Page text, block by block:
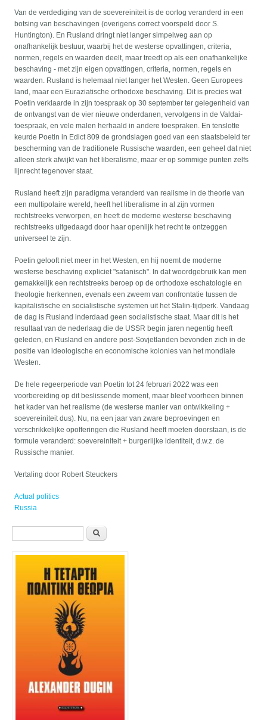
Van de verdediging van de soevereiniteit is de oorlog veranderd in een
botsing van beschavingen (overigens correct voorspeld door S.
Huntington). En Rusland dringt niet langer simpelweg aan op
onafhankelijk bestuur, waarbij het de westerse opvattingen, criteria,
normen, regels en waarden deelt, maar treedt op als een onafhankelijke
beschaving - met zijn eigen opvattingen, criteria, normen, regels en
waarden. Rusland is helemaal niet langer het Westen. Geen Europees
land, maar een Euraziatische orthodoxe beschaving. Dit is precies wat
Poetin verklaarde in zijn toespraak op 30 september ter gelegenheid van
de ontvangst van de vier nieuwe onderdanen, vervolgens in de Valdai-
toespraak, en vele malen herhaald in andere toespraken. En tenslotte
keurde Poetin in Edict 809 de grondslagen goed van een staatsbeleid ter
bescherming van de traditionele Russische waarden, een geheel dat niet
alleen sterk afwijkt van het liberalisme, maar er op sommige punten zelfs
lijnrecht tegenover staat.
Rusland heeft zijn paradigma veranderd van realisme in de theorie van
een multipolaire wereld, heeft het liberalisme in al zijn vormen
rechtstreeks verworpen, en heeft de moderne westerse beschaving
rechtstreeks uitgedaagd door haar openlijk het recht te ontzeggen
universeel te zijn.
Poetin gelooft niet meer in het Westen, en hij noemt de moderne
westerse beschaving expliciet "satanisch". In dat woordgebruik kan men
gemakkelijk een rechtstreeks beroep op de orthodoxe eschatologie en
theologie herkennen, evenals een zweem van confrontatie tussen de
kapitalistische en socialistische systemen uit het Stalin-tijdperk. Vandaag
de dag is Rusland inderdaad geen socialistische staat. Maar dit is het
resultaat van de nederlaag die de USSR begin jaren negentig heeft
geleden, en Rusland en andere post-Sovjetlanden bevonden zich in de
positie van ideologische en economische kolonies van het mondiale
Westen.
De hele regeerperiode van Poetin tot 24 februari 2022 was een
voorbereiding op dit beslissende moment, maar bleef voorheen binnen
het kader van het realisme (de westerse manier van ontwikkeling +
soevereiniteit dus). Nu, na een jaar van zware beproevingen en
verschrikkelijke opofferingen die Rusland heeft moeten doorstaan, is de
formule veranderd: soevereiniteit + burgerlijke identiteit, d.w.z. de
Russische manier.
Vertaling door Robert Steuckers
Actual politics
Russia
Φόρμα αναζήτησης